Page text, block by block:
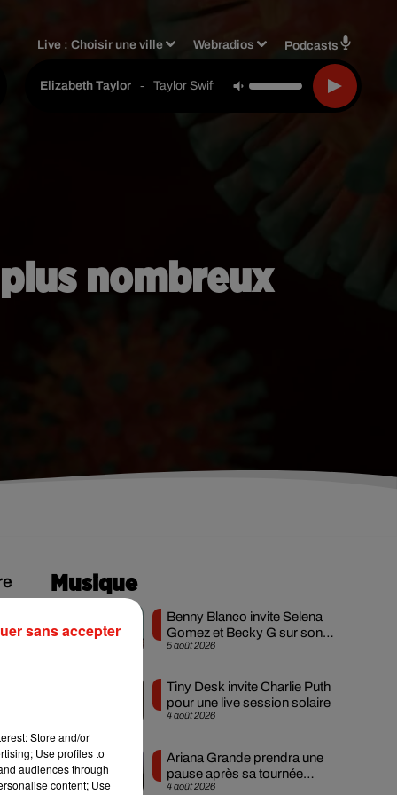
Live :Choisir une ville Webradios Podcasts
Elizabeth Taylor - Taylor Swift
nombreux
Musique
5 août 2026
Benny Blanco invite Selena
Gomez et Becky G sur son
nouveau single
4 août 2026
Tiny Desk invite Charlie Puth
pour une live session solaire
4 août 2026
Ariana Grande prendra une
pause après sa tournée
mondiale
Store and/or
Use profiles to
audiences through
content; Use
sans accepter